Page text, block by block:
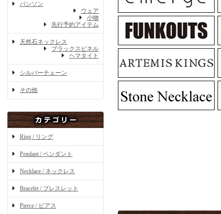
バンソン
ウェア
小物
先行予約アイテム
天然石ネックレス
ブラックスピネル
ヘマタイト
シルバーチェーン
その他
Ring / リング
Pendant / ペンダント
Necklace / ネックレス
Bracelet / ブレスレット
Pierce / ピアス